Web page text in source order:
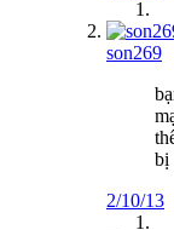
son269
bị
2/10/13